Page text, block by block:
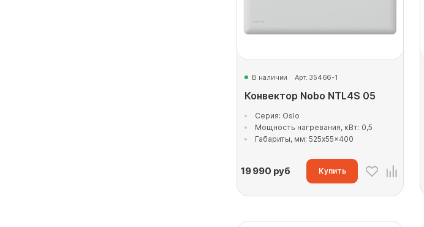
В наличии Арт. 35466-1
Конвектор Nobo NTL4S 05
Серия: Oslo
Мощность нагревания, кВт: 0,5
Габариты, мм: 525x55x400
19 990 руб Купить